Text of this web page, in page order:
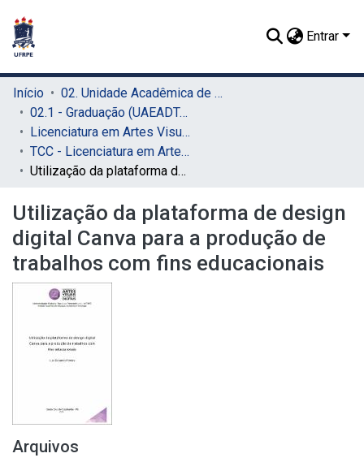
Entrar
Início
02. Unidade Acadêmica de Educação a Distância e Tecnologia (UAEADTec)
02.1 - Graduação (UAEADTec)
Licenciatura em Artes Visuais (UAEADTec)
TCC - Licenciatura em Artes Visuais (UAEADTec)
Utilização da plataforma de design digital Canva para a produção de trabalhos com fins educacionais
Utilização da plataforma de design
digital Canva para a produção de
trabalhos com fins educacionais
Arquivos